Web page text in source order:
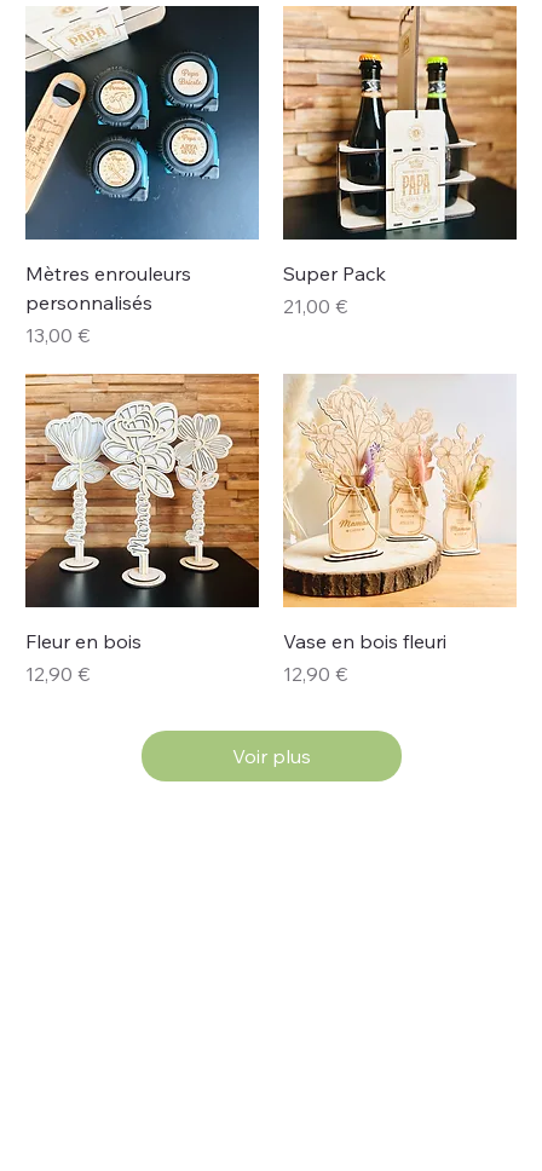
Mètres enrouleurs
personnalisés
Prix
13,00 €
Super Pack
Prix
21,00 €
Fleur en bois
Prix
12,90 €
Vase en bois fleuri
Prix
12,90 €
Voir plus